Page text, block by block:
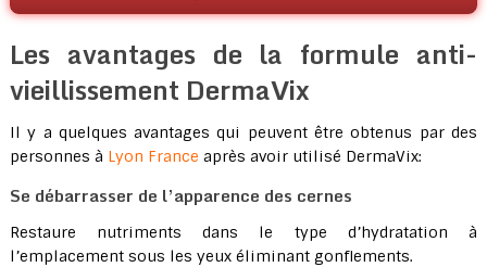
Les avantages de la formule anti-
vieillissement DermaVix
Il y a quelques avantages qui peuvent être obtenus par des
personnes à Lyon France après avoir utilisé DermaVix:
Se débarrasser de l’apparence des cernes
Restaure nutriments dans le type d’hydratation à
l’emplacement sous les yeux éliminant gonflements.